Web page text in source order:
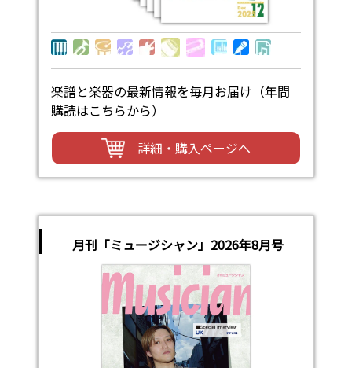
楽譜と楽器の最新情報を毎月お届け（年間
購読はこちらから）
詳細・購入ページへ
月刊「ミュージシャン」2026年8月号